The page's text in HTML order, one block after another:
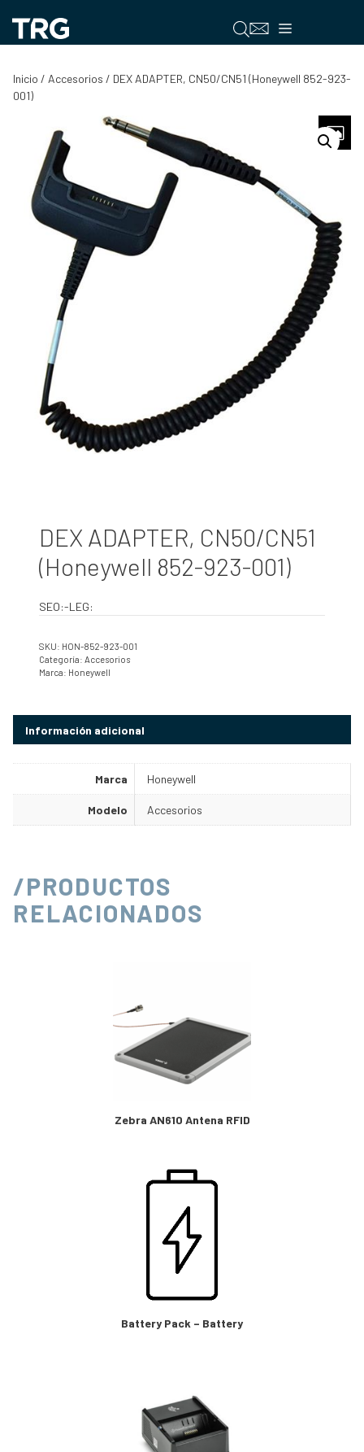
contenido
Menú
Inicio / Accesorios / DEX ADAPTER, CN50/CN51 (Honeywell 852-923-
001)
DEX ADAPTER, CN50/CN51
(Honeywell 852-923-001)
SEO:-LEG:
SKU: HON-852-923-001
Categoría: Accesorios
Marca: Honeywell
Información adicional
Marca Honeywell
Modelo Accesorios
/PRODUCTOS
RELACIONADOS
Zebra AN610 Antena RFID
Battery Pack – Battery